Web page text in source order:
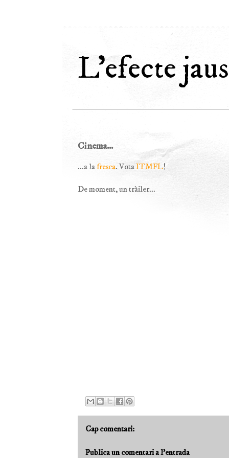
L'efecte
Cinema...
...a lafresca. VotaITMFL!
De moment, un tràiler...
Cap comentari:
Publica un comentari a l'entrada